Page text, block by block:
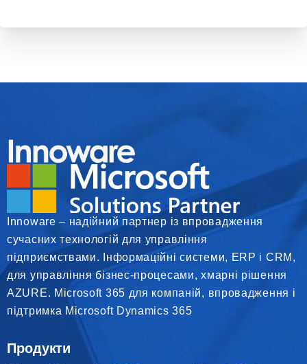
Innoware – надійний партнер із впровадження
сучасних технологій для управління
підприємствами. Інформаційні системи, ERP і CRM,
для управління бізнес-процесами, хмарні рішення
AZURE. Microsoft 365 для компаній, впровадження і
підтримка Microsoft Dynamics 365
Продукти